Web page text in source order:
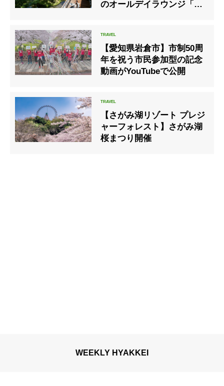
のオールデイラウンジ「棚
【愛知県岩倉市】市制50周
年を祝う市民参加型の記念
動画がYouTubeで公開
【さがみ湖リゾート プレジ
ャーフォレスト】さがみ湖
桜まつり開催
WEEKLY HYAKKEI